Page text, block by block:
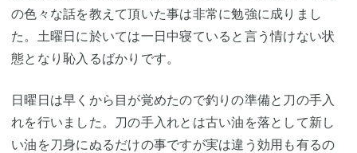
の色々な話を教えて頂いた事は非常に勉強に成りまし
た。土曜日に於いては一日中寝ていると言う情けない状
態となり恥入るばかりです。
日曜日は早くから目が覚めたので釣りの準備と刀の手入
れを行いました。刀の手入れとは古い油を落として新し
い油を刀身にぬるだけの事ですが実は違う効用も有るの